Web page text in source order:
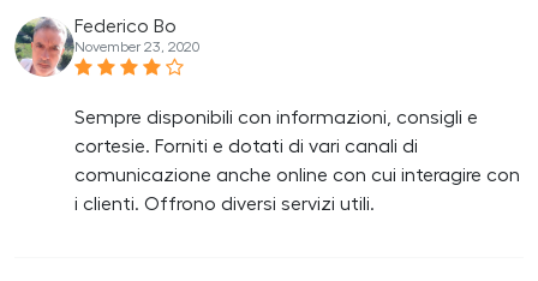
Federico Bo
November 23, 2020
Sempre disponibili con informazioni, consigli e
cortesie. Forniti e dotati di vari canali di
comunicazione anche online con cui interagire con
i clienti. Offrono diversi servizi utili.